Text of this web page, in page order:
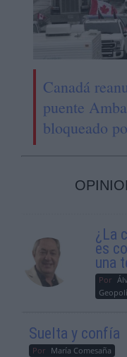
Canadá
puente
bloqueado
¿La
es
una
Por
Suelta y confía
Por María Comesaña